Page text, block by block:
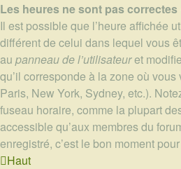
Les heures ne sont pas correctes
Il est possible que l’heure affichée
différent de celui dans lequel vous
au panneau de l’utilisateuret
qu’il corresponde à la zone où
Paris, New York, Sydney, etc.).
fuseau horaire, comme la plupart
accessible qu’aux membres du
enregistré, c’est le bon moment
Haut